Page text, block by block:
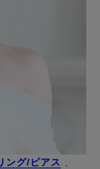
ング/ピアス 、